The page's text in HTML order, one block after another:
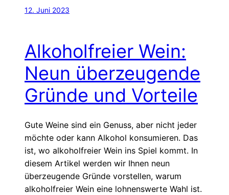
12. Juni 2023
Alkoholfreier Wein:
Neun überzeugende
Gründe und Vorteile
Gute Weine sind ein Genuss, aber nicht jeder
möchte oder kann Alkohol konsumieren. Das
ist, wo alkoholfreier Wein ins Spiel kommt. In
diesem Artikel werden wir Ihnen neun
überzeugende Gründe vorstellen, warum
alkoholfreier Wein eine lohnenswerte Wahl ist.